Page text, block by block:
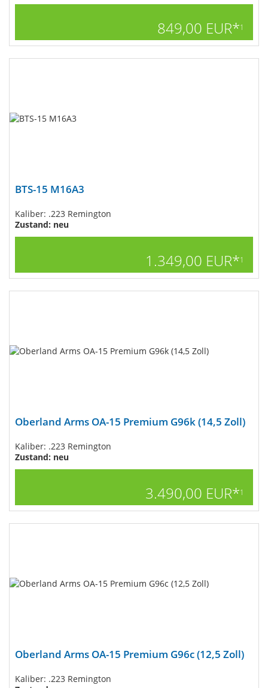
849,00 EUR*1
BTS-15 M16A3
Kaliber: .223 Remington
Zustand: neu
1.349,00 EUR*1
Oberland Arms OA-15 Premium G96k (14,5 Zoll)
Kaliber: .223 Remington
Zustand: neu
3.490,00 EUR*1
Oberland Arms OA-15 Premium G96c (12,5 Zoll)
Kaliber: .223 Remington